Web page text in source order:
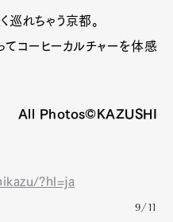
れちゃう京都。
コーヒーカルチャーを体感
All Photos©KAZUSHI
?hl=ja
9/11